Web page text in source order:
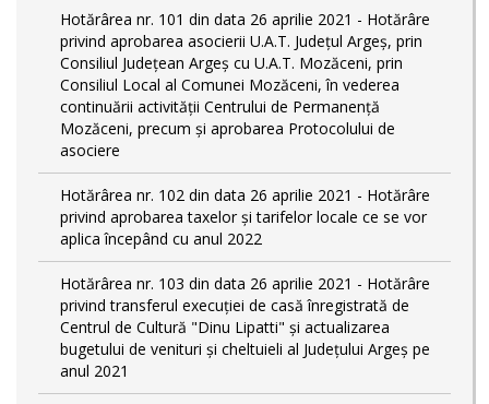
Hotărârea nr. 101 din data 26 aprilie 2021 - Hotărâre
privind aprobarea asocierii U.A.T. Județul Argeș, prin
Consiliul Județean Argeș cu U.A.T. Mozăceni, prin
Consiliul Local al Comunei Mozăceni, în vederea
continuării activității Centrului de Permanență
Mozăceni, precum și aprobarea Protocolului de
asociere
Hotărârea nr. 102 din data 26 aprilie 2021 - Hotărâre
privind aprobarea taxelor și tarifelor locale ce se vor
aplica începând cu anul 2022
Hotărârea nr. 103 din data 26 aprilie 2021 - Hotărâre
privind transferul execuției de casă înregistrată de
Centrul de Cultură "Dinu Lipatti" și actualizarea
bugetului de venituri și cheltuieli al Județului Argeș pe
anul 2021